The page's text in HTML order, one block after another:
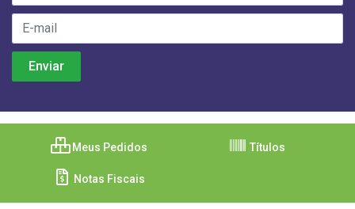
Meus Pedidos Títulos
Notas Fiscais